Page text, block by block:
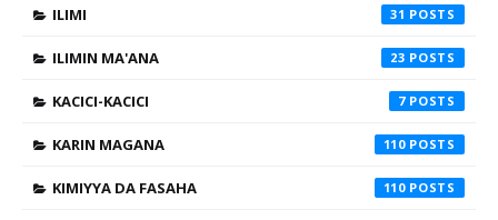
ILIMI 31
ILIMIN MA'ANA 23
KACICI-KACICI 7
KARIN MAGANA 110
KIMIYYA DA FASAHA 110